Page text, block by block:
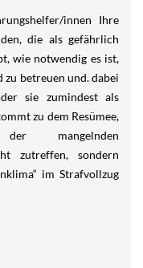
innen Ihre
die als gefährlich
wie notwendig es ist,
zu betreuen und. dabei
sie zumindest als
zu dem Resümee,
mangelnden
zutreffen, sondern
im Strafvollzug